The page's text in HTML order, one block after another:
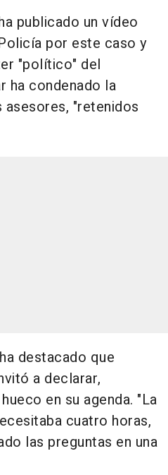
publicado un vídeo
por este caso y
"político" del
ha condenado la
"retenidos
destacado que
a declarar,
en su agenda. "La
cuatro horas,
las preguntas en una